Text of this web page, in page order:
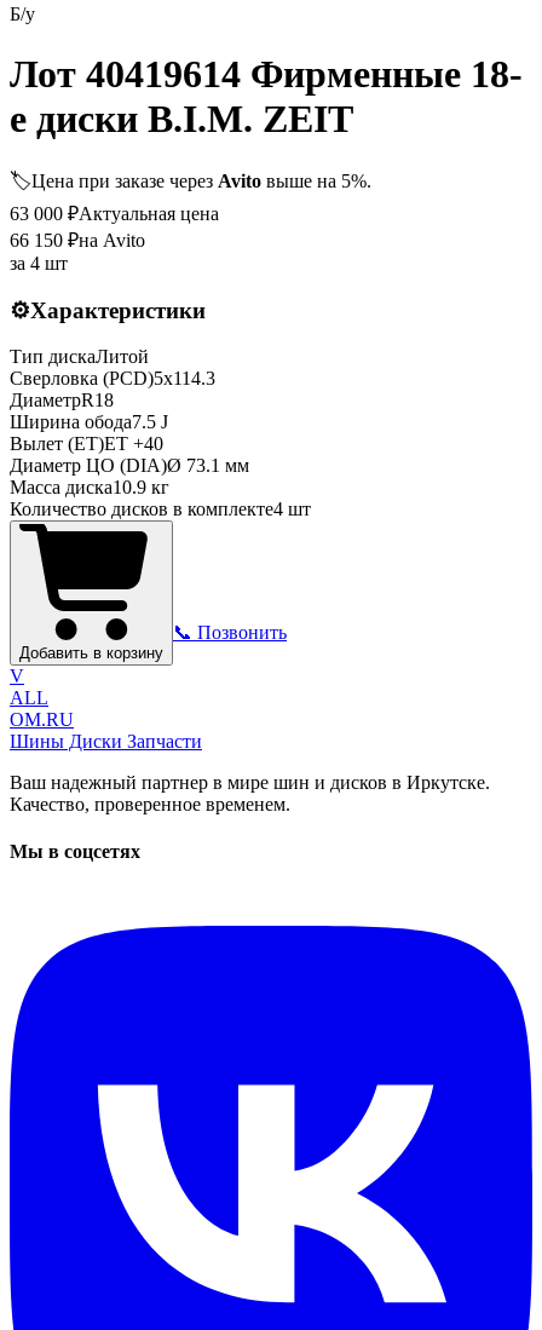
Б/у
Лот 40419614 Фирменные 18-
е диски B.I.M. ZEIT
🏷️Цена при заказе через Avito выше на 5%.
63 000 ₽Актуальная цена
66 150 ₽на Avito
за 4 шт
⚙️Характеристики
Тип дискаЛитой
Сверловка (PCD)5x114.3
ДиаметрR18
Ширина обода7.5 J
Вылет (ET)ET +40
Диаметр ЦО (DIA)Ø 73.1 мм
Масса диска10.9 кг
Количество дисков в комплекте4 шт
Добавить в корзину
📞 Позвонить
V
ALL
OM.RU
Шины Диски Запчасти
Ваш надежный партнер в мире шин и дисков в Иркутске.
Качество, проверенное временем.
Мы в соцсетях